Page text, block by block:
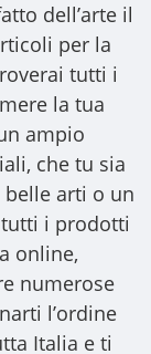
dell’arte il
per la
tutti i
la tua
ampio
che tu sia
belle arti o un
tutti i prodotti
online,
numerose
l’ordine
Italia e ti